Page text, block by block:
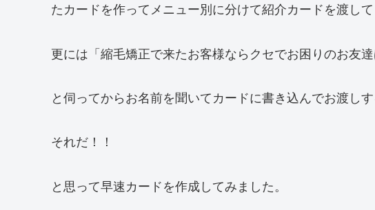
たカードを作ってメニュー別に分けて紹介カードを渡して
更には「縮毛矯正で来たお客様ならクセでお困りのお友達
と伺ってからお名前を聞いてカードに書き込んでお渡しす
それだ！！
と思って早速カードを作成してみました。